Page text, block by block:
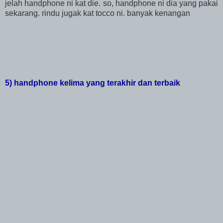
jelah handphone ni kat die. so, handphone ni dia yang pakai
sekarang. rindu jugak kat tocco ni. banyak kenangan
5) handphone kelima yang terakhir dan terbaik